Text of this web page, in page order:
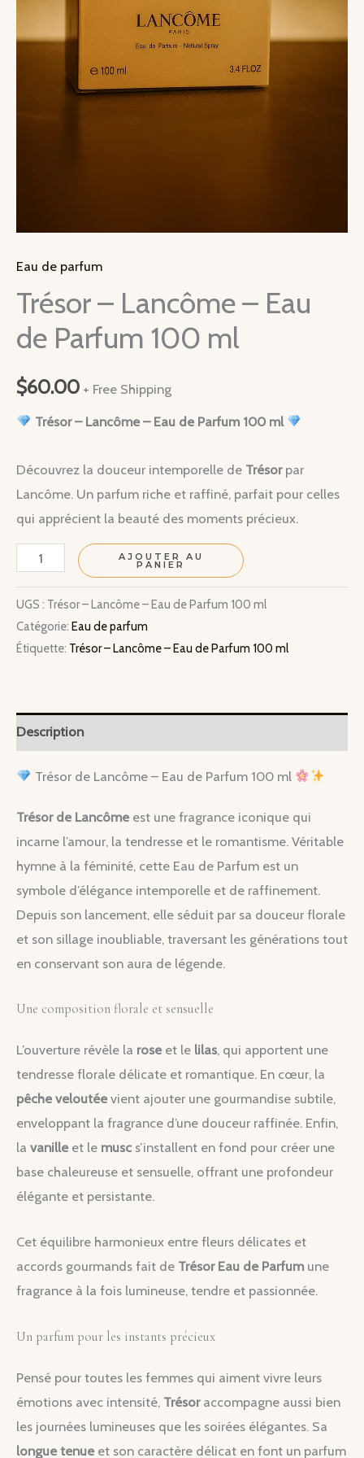
Eau de parfum
Trésor – Lancôme – Eau
de Parfum 100 ml
$60.00 + Free Shipping
Trésor – Lancôme – Eau de Parfum 100 ml
Découvrez la douceur intemporelle de Trésorpar
Lancôme. Un parfum riche et raffiné, parfait pour celles
qui apprécient la beauté des moments précieux.
quantité
Trésor
–
Lancôme
de
Parfum
100
AJOUTER AU
PANIER
UGS : Trésor – Lancôme – Eau de Parfum 100 ml
Catégorie: Eau de parfum
Étiquette: Trésor – Lancôme – Eau de Parfum 100 ml
Description
Trésor de Lancôme – Eau de Parfum 100 ml
Trésor de Lancôme est une fragrance iconique qui
incarne l’amour, la tendresse et le romantisme. Véritable
hymne à la féminité, cette Eau de Parfum est un
symbole d’élégance intemporelle et de raffinement.
Depuis son lancement, elle séduit par sa douceur florale
et son sillage inoubliable, traversant les générations tout
en conservant son aura de légende.
Une composition florale et sensuelle
L’ouverture révèle la rose et le lilas, qui apportent une
tendresse florale délicate et romantique. En cœur, la
pêche veloutée vient ajouter une gourmandise subtile,
enveloppant la fragrance d’une douceur raffinée. Enfin,
la vanille et le musc s’installent en fond pour créer une
base chaleureuse et sensuelle, offrant une profondeur
élégante et persistante.
Cet équilibre harmonieux entre fleurs délicates et
accords gourmands fait de Trésor Eau de Parfum une
fragrance à la fois lumineuse, tendre et passionnée.
Un parfum pour les instants précieux
Pensé pour toutes les femmes qui aiment vivre leurs
émotions avec intensité, Trésoraccompagne aussi bien
les journées lumineuses que les soirées élégantes. Sa
longue tenue et son caractère délicat en font un parfum